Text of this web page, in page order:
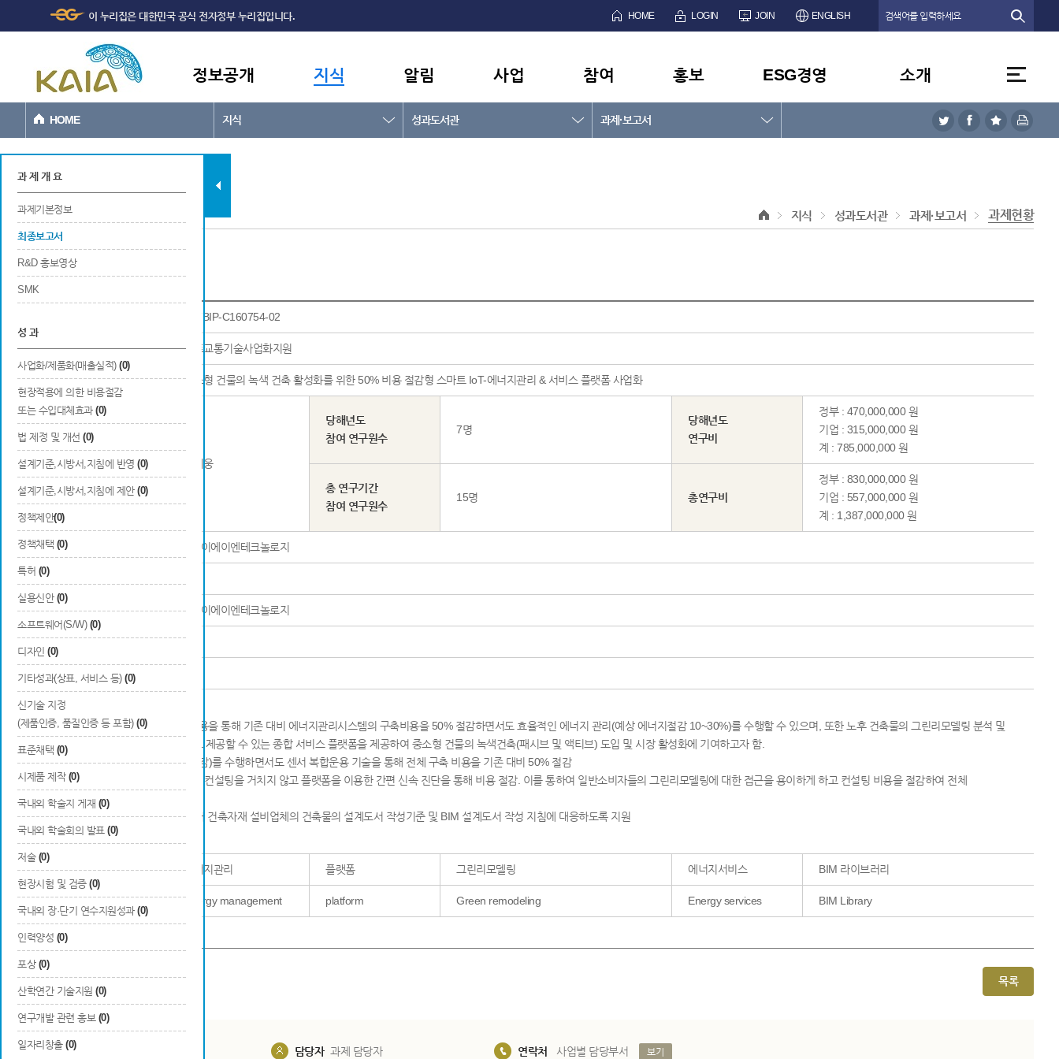
본문바로가기
이 누리집은 대한민국 공식 전자정부 누리집입니다. HOME LOGIN JOIN ENGLISH
정보공개 지식 알림 사업 참여 홍보 ESG경영 소개
HOME 지식 성과도서관 과제·보고서
과제현황
지식 성과도서관 과제·보고서 과제현황
과 제 개 요
과제기본정보
최종보고서
R&D 홍보영상
SMK
성 과
사업화/제품화(매출실적) (0)
현장적용에 의한 비용절감
또는 수입대체효과 (0)
법 제정 및 개선 (0)
설계기준,시방서,지침에 반영 (0)
설계기준,시방서,지침에 제안 (0)
정책제안(0)
정책채택 (0)
특허 (0)
실용신안 (0)
소프트웨어(S/W) (0)
디자인 (0)
기타성과(상표, 서비스 등) (0)
신기술 지정
(제품인증, 품질인증 등 포함) (0)
표준채택 (0)
시제품 제작 (0)
국내외 학술지 게재 (0)
국내외 학술회의 발표 (0)
저술 (0)
현장시험 및 검증 (0)
국내외 장·단기 연수지원성과 (0)
인력양성 (0)
포상 (0)
산학연간 기술지원 (0)
연구개발 관련 홍보 (0)
일자리창출 (0)
최종보고서
22TBIP-C160754-02
연구사업명 국토교통기술사업화지원
연구과제명 중소형 건물의 녹색 건축 활성화를 위한 50% 비용 절감형 스마트 IoT-에너지관리 & 서비스 플랫폼 사업화
연구책임자 신지웅
당해년도
참여 연구원수
7명
당해년도
연구비
정부 : 470,000,000 원
기업 : 315,000,000 원
계 : 785,000,000 원
총 연구기간
참여 연구원수
15명 총연구비
정부 : 830,000,000 원
기업 : 557,000,000 원
계 : 1,387,000,000 원
연구기관명 및 소속부서 (주)이에이엔테크놀로지
참여기업명
참여연구기관명 (주)이에이엔테크놀로지
등록 발간번호 -
ISBN
IoT센서 복합운용 및 저비용 기술 적용을 통해 기존 대비 에너지관리시스템의 구축비용을 50% 절감하면서도 효율적인 에너지 관리(예상 에너지절감 10~30%)를 수행할 수 있으며, 또한 노후 건축물의 그린리모델링 분석 및
관련 기술/서비스 업체 연계 서비스도 제공할 수 있는 종합 서비스 플랫폼을 제공하여 중소형 건물의 녹색건축(패시브 및 액티브) 도입 및 시장 활성화에 기여하고자 함.
□ 효율적인 에너지 관리(10~30% 절감)를 수행하면서도 센서 복합운용 기술을 통해 전체 구축 비용을 기존 대비 50% 절감
□ 소형 건물, 공동주택 경우 고비용의 컨설팅을 거치지 않고 플랫폼을 이용한 간편 신속 진단을 통해 비용 절감. 이를 통하여 일반소비자들의 그린리모델링에 대한 접근을 용이하게 하고 컨설팅 비용을 절감하여 전체
그린리모델링 지출을 감소.
□ BIM 라이브러리 생성서비스를 통해 건축자재 설비업체의 건축물의 설계도서 작성기준 및 BIM 설계도서 작성 지침에 대응하도록 지원
색인어
한글 에너지관리 플랫폼 그린리모델링 에너지서비스 BIM 라이브러리
영문 Energy management platform Green remodeling Energy services BIM Library
관련첨부파일
목록
담당부서 담당자 과제 담당자 연락처 사업별 담당부서 보기